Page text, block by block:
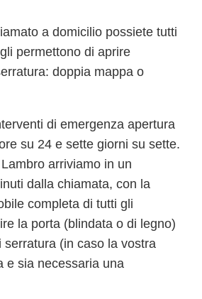
a domicilio possiete tutti
permettono di aprire
doppia mappa o
di emergenza apertura
su 24 e sette giorni su sette.
arriviamo in un
dalla chiamata, con la
completa di tutti gli
la porta (blindata o di legno)
serratura (in caso la vostra
e sia necessaria una